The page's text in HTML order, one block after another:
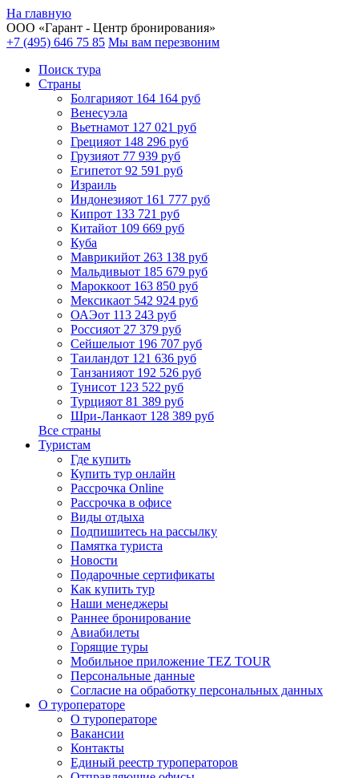
На главную
ООО «Гарант - Центр бронирования»
+7 (495) 646 75 85 Мы вам перезвоним
Поиск тура
Cтраны
Болгарияот 164 164 руб
Венесуэла
Вьетнамот 127 021 руб
Грецияот 148 296 руб
Грузияот 77 939 руб
Египетот 92 591 руб
Израиль
Индонезияот 161 777 руб
Кипрот 133 721 руб
Китайот 109 669 руб
Куба
Маврикийот 263 138 руб
Мальдивыот 185 679 руб
Мароккоот 163 850 руб
Мексикаот 542 924 руб
ОАЭот 113 243 руб
Россияот 27 379 руб
Сейшелыот 196 707 руб
Таиландот 121 636 руб
Танзанияот 192 526 руб
Тунисот 123 522 руб
Турцияот 81 389 руб
Шри-Ланкаот 128 389 руб
Все страны
Туристам
Где купить
Купить тур онлайн
Рассрочка Online
Рассрочка в офисе
Виды отдыха
Подпишитесь на рассылку
Памятка туриста
Новости
Подарочные сертификаты
Как купить тур
Наши менеджеры
Раннее бронирование
Авиабилеты
Горящие туры
Мобильное приложение TEZ TOUR
Персональные данные
Согласие на обработку персональных данных
О туроператоре
О туроператоре
Вакансии
Контакты
Единый реестр туроператоров